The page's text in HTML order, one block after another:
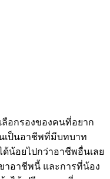
ลือกรองของคนที่อยาก
เป็นอาชีพที่มีบทบาท
น้อยไปกว่าอาชีพอื่นเลย
าอาชีพนี้ และการที่น้อง